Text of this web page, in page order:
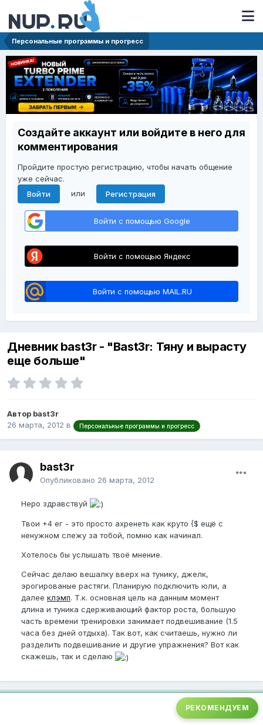
Персональные программы и прогресс
Создайте аккаунт или войдите в него для
комментирования
Пройдите простую регистрацию, чтобы начать общение
уже сейчас.
Войти
или Регистрация
Войти с помощью Google
Войти с помощью Яндекс
Войти с помощью MAIL.RU
Дневник bast3r - "Bast3r: Тяну и вырасту
еще больше"
Автор bast3r
26 марта, 2012 в Персональные программы и прогресс
bast3r
Опубликовано 26 марта, 2012
Неро здравствуй
Твои +4 ег - это просто ахренеть как круто {$ ещё с
ненужном слежу за тобой, помню как начинал.
Хотелось бы услышать твоё мнение.
Сейчас делаю вешалку вверх на тунику, джелк,
эрогированые растяги. Планирую подключить юли, а
далее клэмп. Т.к. основная цель на данным момент
длина и туника сдерживающий фактор роста, большую
часть времени тренировки занимает подвешивание (1.5
часа без дней отдыха). Так вот, как считаешь, нужно ли
разделить подвешивание и другие упражнения? Вот как
скажешь, так и сделаю
РЕКОМЕНДУЕМ